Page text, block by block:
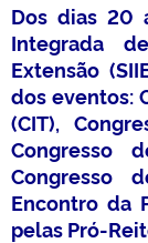
Dos dias 20
Integrada
Extensão
dos eventos:
(CIT),
Congresso
Congresso
Encontro da
pelas Pró-